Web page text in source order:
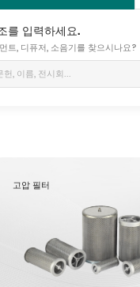
를 입력하세요.
트, 디퓨저, 소음기를 찾으시나요?
고압 필터